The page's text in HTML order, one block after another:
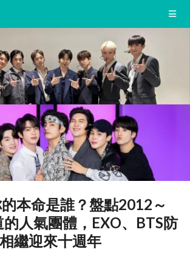
本命是誰？盤點2012～
人氣團體，EXO、BTS防
繼迎來十週年